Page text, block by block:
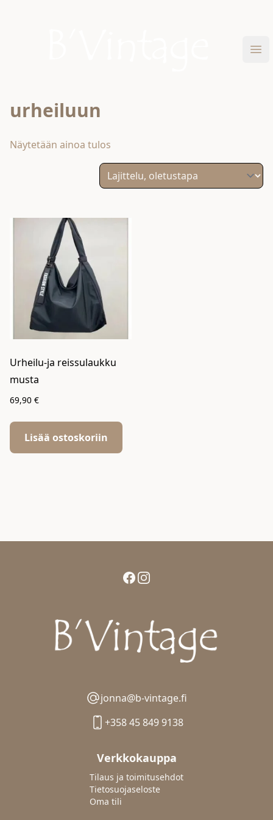
urheiluun
Näytetään ainoa tulos
Urheilu-ja reissulaukku
musta
69,90 €
Lisää ostoskoriin
Facebook
Instagram
jonna@b-vintage.fi
+358 45 849 9138
Verkkokauppa
Tilaus ja toimitusehdot
Tietosuojaseloste
Oma tili